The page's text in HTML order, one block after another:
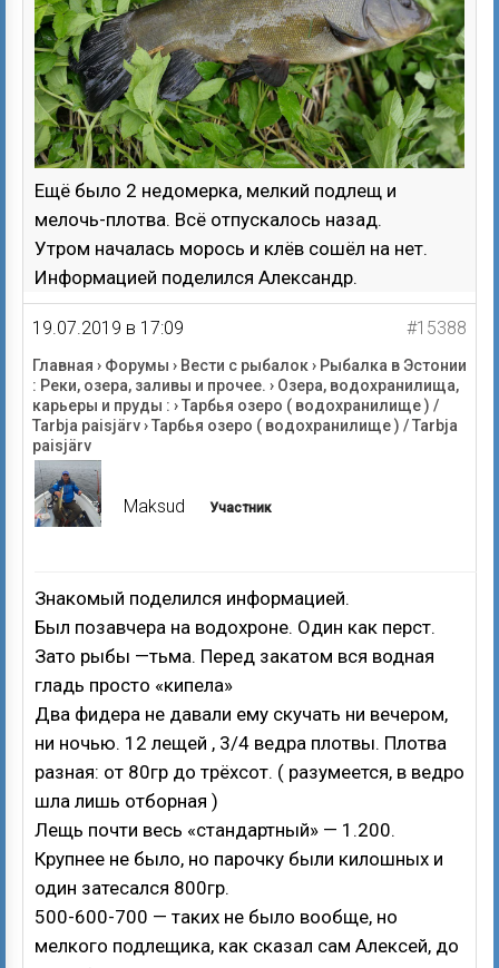
Ещё было 2 недомерка, мелкий подлещ и
мелочь-плотва. Всё отпускалось назад.
Утром началась морось и клёв сошёл на нет.
Информацией поделился Александр.
19.07.2019 в 17:09 #15388
Главная › Форумы › Вести с рыбалок› Рыбалка в Эстонии
: Реки, озера, заливы и прочее. › Озера, водохранилища,
карьеры и пруды : ›Тарбья озеро ( водохранилище ) /
Tarbja paisjärv›Тарбья озеро ( водохранилище ) / Tarbja
paisjärv
Maksud Участник
Знакомый поделился информацией.
Был позавчера на водохроне. Один как перст.
Зато рыбы —тьма. Перед закатом вся водная
гладь просто «кипела»
Два фидера не давали ему скучать ни вечером,
ни ночью. 12 лещей , 3/4 ведра плотвы. Плотва
разная: от 80гр до трёхсот. ( разумеется, в ведро
шла лишь отборная )
Лещь почти весь «стандартный» — 1.200.
Крупнее не было, но парочку были килошных и
один затесался 800гр.
500-600-700 — таких не было вообще, но
мелкого подлещика, как сказал сам Алексей, до